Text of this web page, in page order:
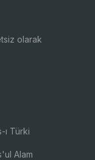
olarak
ı Türki
Alam